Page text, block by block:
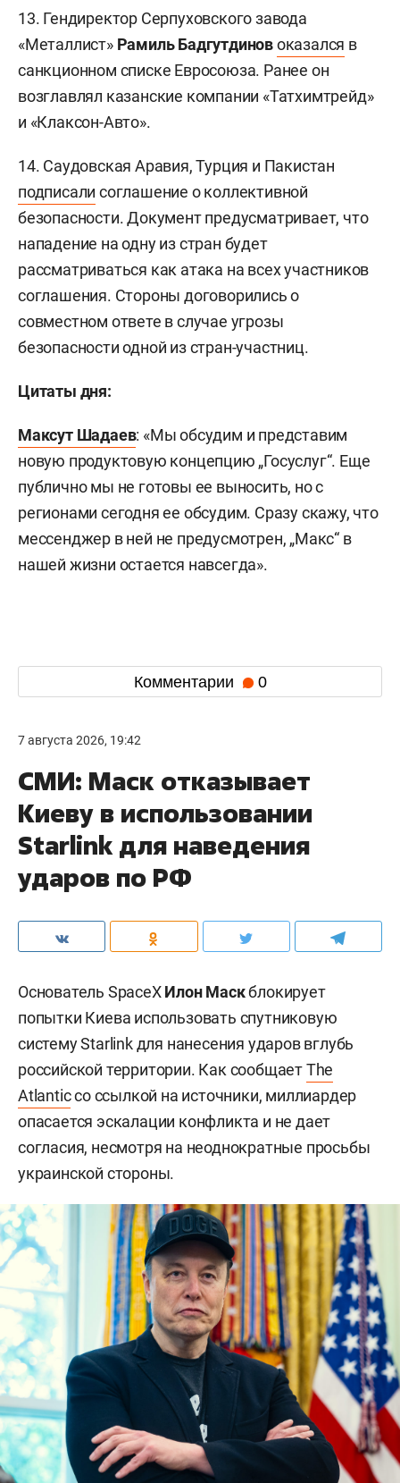
13. Гендиректор Серпуховского завода
«Металлист» Рамиль Бадгутдиновоказался в
санкционном списке Евросоюза. Ранее он
возглавлял казанские компании «Татхимтрейд»
и «Клаксон-Авто».
14. Саудовская Аравия, Турция и Пакистан
подписали соглашение о коллективной
безопасности. Документ предусматривает, что
нападение на одну из стран будет
рассматриваться как атака на всех участников
соглашения. Стороны договорились о
совместном ответе в случае угрозы
безопасности одной из стран-участниц.
Цитаты дня:
Максут Шадаев: «Мы обсудим и представим
новую продуктовую концепцию „Госуслуг“. Еще
публично мы не готовы ее выносить, но с
регионами сегодня ее обсудим. Сразу скажу, что
мессенджер в ней не предусмотрен, „Макс“ в
нашей жизни остается навсегда».
Комментарии 0
7 августа 2026, 19:42
СМИ: Маск отказывает
Киеву в использовании
Starlink для наведения
ударов по РФ
Основатель SpaceXИлон Маскблокирует
попытки Киева использовать спутниковую
систему Starlink для нанесения ударов вглубь
российской территории. Как сообщаетThe
Atlanticсо ссылкой на источники, миллиардер
опасается эскалации конфликта и не дает
согласия, несмотря на неоднократные просьбы
украинской стороны.